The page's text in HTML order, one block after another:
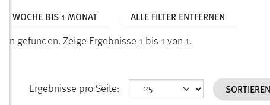
1 WOCHE BIS 1 MONAT ALLE FILTER ENTFERNEN
gefunden. Zeige Ergebnisse 1 bis 1 von 1.
Ergebnisse pro Seite: